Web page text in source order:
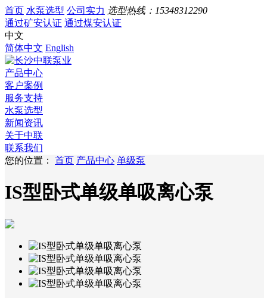
首页 水泵选型 公司实力 选型热线： 15348312290
通过矿安认证 通过煤安认证
中文
简体中文 English
产品中心
客户案例
服务支持
水泵选型
新闻资讯
关于中联
联系我们
您的位置： 首页 产品中心 单级泵
IS型卧式单级单吸离心泵